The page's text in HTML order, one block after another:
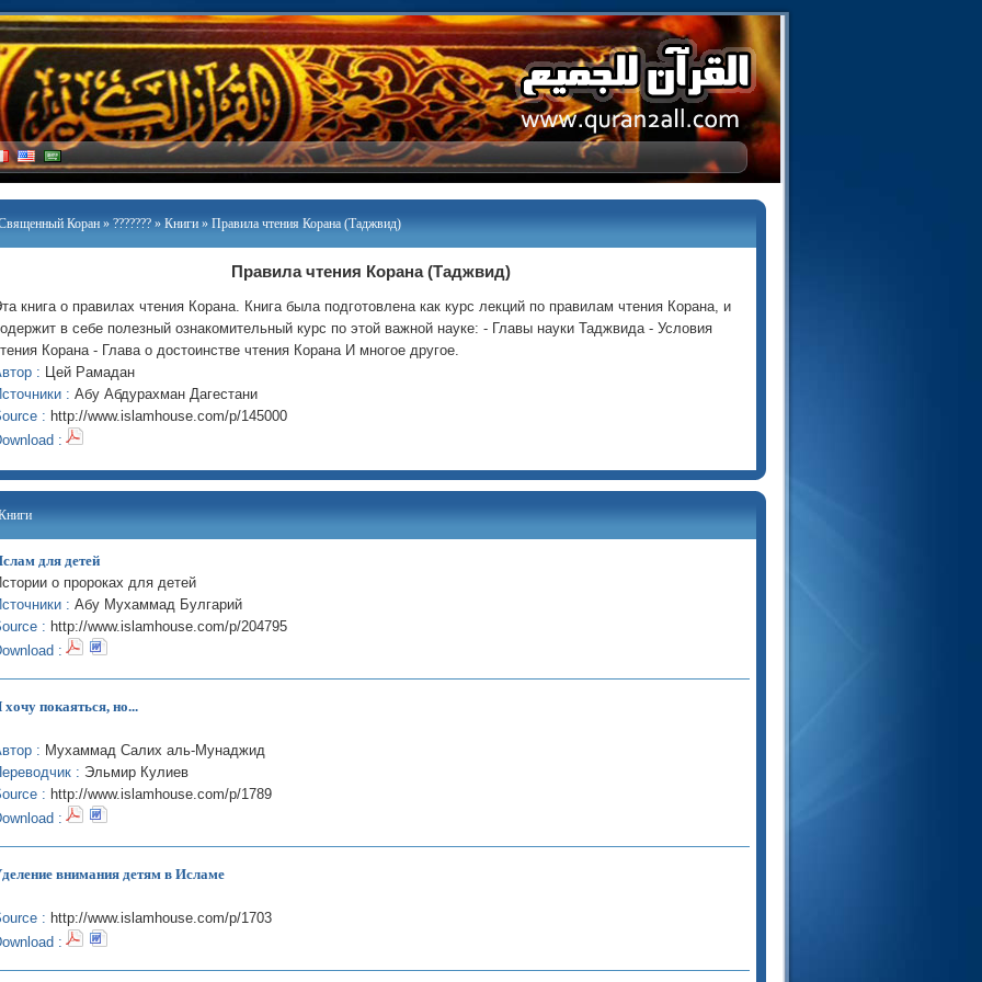
Коран» ??????? » Книги» Правила чтения Корана (Таджвид)
Правила чтения Корана (Таджвид)
книга о правилах чтения Корана. Книга была подготовлена как курс лекций по правилам чтения Корана, и
в себе полезный ознакомительный курс по этой важной науке: - Главы науки Таджвида - Условия
Корана - Глава о достоинстве чтения Корана И многое другое.
: Цей Рамадан
: Абу Абдурахман Дагестани
: http://www.islamhouse.com/p/145000
:
для детей
о пророках для детей
: Абу Мухаммад Булгарий
: http://www.islamhouse.com/p/204795
:
хочу покаяться, но...
: Мухаммад Салих аль-Мунаджид
: Эльмир Кулиев
: http://www.islamhouse.com/p/1789
:
внимания детям в Исламе
: http://www.islamhouse.com/p/1703
: